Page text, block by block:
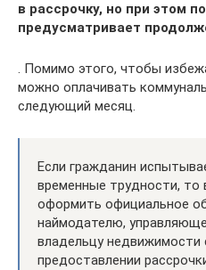
в рассрочку, но при этом
предусматривает
. Помимо этого, чтобы
можно оплачивать
следующий месяц.
Если гражданин
временные трудности,
оформить официальное
наймодателю,
владельцу недвижимости
предоставлении